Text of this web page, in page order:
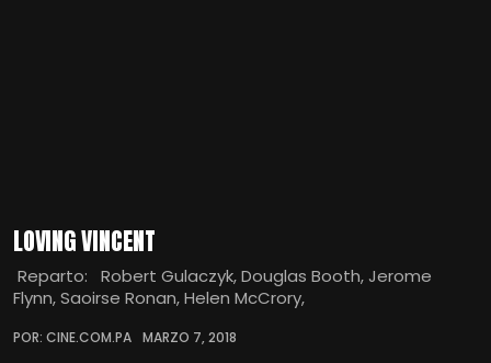
LOVING VINCENT
Reparto: Robert Gulaczyk, Douglas Booth, Jerome
Flynn, Saoirse Ronan, Helen McCrory,
POR: CINE.COM.PA MARZO 7, 2018